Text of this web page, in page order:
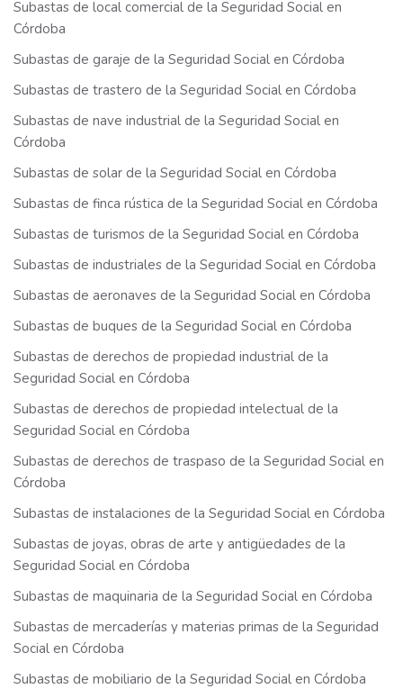
Subastas de local comercial de la Seguridad Social en
Córdoba
Subastas de garaje de la Seguridad Social en Córdoba
Subastas de trastero de la Seguridad Social en Córdoba
Subastas de nave industrial de la Seguridad Social en
Córdoba
Subastas de solar de la Seguridad Social en Córdoba
Subastas de finca rústica de la Seguridad Social en Córdoba
Subastas de turismos de la Seguridad Social en Córdoba
Subastas de industriales de la Seguridad Social en Córdoba
Subastas de aeronaves de la Seguridad Social en Córdoba
Subastas de buques de la Seguridad Social en Córdoba
Subastas de derechos de propiedad industrial de la
Seguridad Social en Córdoba
Subastas de derechos de propiedad intelectual de la
Seguridad Social en Córdoba
Subastas de derechos de traspaso de la Seguridad Social en
Córdoba
Subastas de instalaciones de la Seguridad Social en Córdoba
Subastas de joyas, obras de arte y antigüedades de la
Seguridad Social en Córdoba
Subastas de maquinaria de la Seguridad Social en Córdoba
Subastas de mercaderías y materias primas de la Seguridad
Social en Córdoba
Subastas de mobiliario de la Seguridad Social en Córdoba